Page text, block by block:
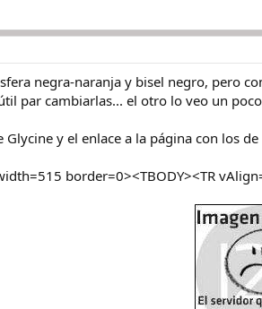
negra-naranja y bisel negro, pero
par cambiarlas... el otro lo veo un
y el enlace a la página con los de
border=0><TBODY><TR